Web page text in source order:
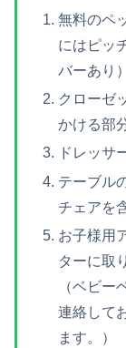
無料のペ
にはピッ
バーあり）
クローゼ
かける部
ドレッサ
テーブル
チェアを
お子様用
ターに取
（ベビー
連絡して
ます。）